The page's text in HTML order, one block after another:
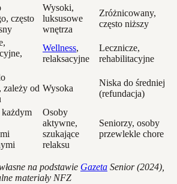
często
Wysoki,
luksusowe
wnętrza
Zróżnicowany,
często niższy
Wellness,
relaksacyjne
Lecznicze,
rehabilitacyjne
od Wysoka
Niska do średniej
(refundacja)
Osoby
aktywne,
szukające
relaksu
Seniorzy, osoby
przewlekle chore
na podstawie Gazeta Senior (2024),
materiały NFZ